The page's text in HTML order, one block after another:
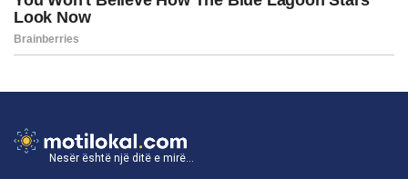
Nesër është një ditë e mirë...